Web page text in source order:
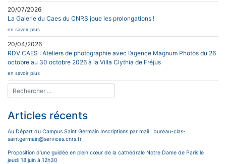
20/07/2026
La Galerie du Caes du CNRS joue les prolongations !
en savoir plus
20/04/2026
RDV CAES : Ateliers de photographie avec l’agence Magnum Photos du 26
octobre au 30 octobre 2026 à la Villa Clythia de Fréjus
en savoir plus
Articles récents
Au Départ du Campus Saint Germain Inscriptions par mail : bureau-clas-
saintgermain@services.cnrs.fr
Proposition d’une guidée en plein cœur de la cathédrale Notre Dame de Paris le
jeudi 18 juin à 12h30